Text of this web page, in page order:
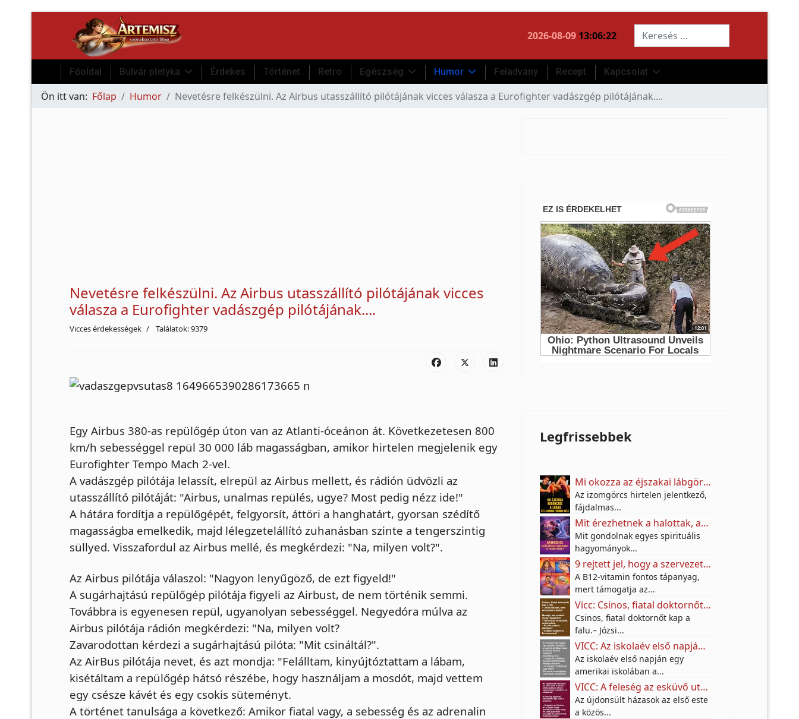
2026-08-09 13:06:22 Keresés...
Főoldal Bulvár pletyka Érdekes Történet Retro Egészség Humor Feladvány Recept Kapcsolat
Ön itt van: Főlap Humor Nevetésre felkészülni. Az Airbus utasszállító pilótájának vicces válasza a Eurofighter vadászgép pilótájának....
Nevetésre felkészülni. Az Airbus utasszállító pilótájának vicces
válasza a Eurofighter vadászgép pilótájának....
Vicces érdekességek Találatok: 9379
Egy Airbus 380-as repülőgép úton van az Atlanti-óceánon át. Következetesen 800
km/h sebességgel repül 30 000 láb magasságban, amikor hirtelen megjelenik egy
Eurofighter Tempo Mach 2-vel.
A vadászgép pilótája lelassít, elrepül az Airbus mellett, és rádión üdvözli az
utasszállító pilótáját: "Airbus, unalmas repülés, ugye? Most pedig nézz ide!"
A hátára fordítja a repülőgépét, felgyorsít, áttöri a hanghatárt, gyorsan szédítő
magasságba emelkedik, majd lélegzetelállító zuhanásban szinte a tengerszintig
süllyed. Visszafordul az Airbus mellé, és megkérdezi: "Na, milyen volt?".
Az Airbus pilótája válaszol: "Nagyon lenyűgöző, de ezt figyeld!"
A sugárhajtású repülőgép pilótája figyeli az Airbust, de nem történik semmi.
Továbbra is egyenesen repül, ugyanolyan sebességgel. Negyedóra múlva az
Airbus pilótája rádión megkérdezi: "Na, milyen volt?
Zavarodottan kérdezi a sugárhajtású pilóta: "Mit csináltál?".
Az AirBus pilótája nevet, és azt mondja: "Felálltam, kinyújtóztattam a lábam,
kisétáltam a repülőgép hátsó részébe, hogy használjam a mosdót, majd vettem
egy csésze kávét és egy csokis süteményt.
A történet tanulsága a következő: Amikor fiatal vagy, a sebesség és az adrenalin
Legfrissebbek
Mi okozza az éjszakai lábgörcsöt, és mit tehetünk ellene?
Az izomgörcs hirtelen jelentkező,
fájdalmas...
Mit érezhetnek a halottak, amikor kimész a sírjukhoz?
Mit gondolnak egyes spirituális
hagyományok...
9 rejtett jel, hogy a szervezetednek több B12-vitaminra lehet szüksége
A B12-vitamin fontos tápanyag,
mert támogatja az...
Vicc: Csinos, fiatal doktornőt kap a falu.– Józsi bátyám, nem tetszenek a leletei.
Csinos, fiatal doktornőt kap a
falu.– Józsi...
VICC: Az iskolaév első napján egy amerikai iskolában a tanárnő új diákot mutat be
Az iskolaév első napján egy
amerikai iskolában a...
VICC: A feleség az esküvő után színt vall a férjének.
Az újdonsült házasok az első este
a közös...